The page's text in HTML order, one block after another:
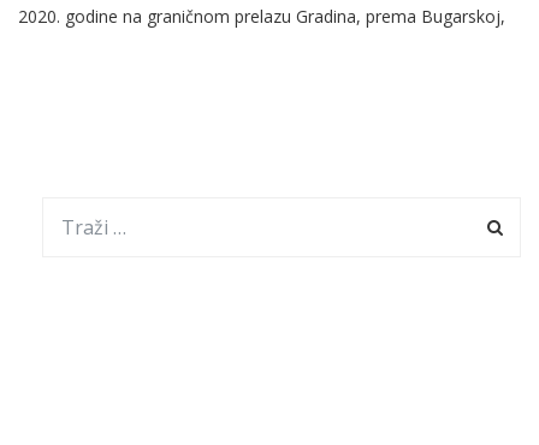
2020. godine na graničnom prelazu Gradina, prema Bugarskoj,